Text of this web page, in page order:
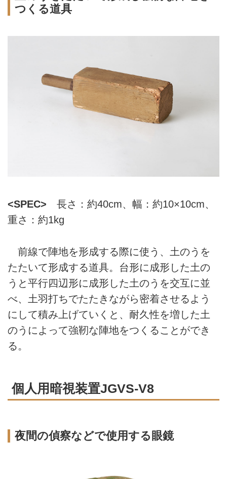
つくる道具
<SPEC> 長さ：約40cm、幅：約10×10cm、
重さ：約1kg
前線で陣地を形成する際に使う、土のうを
たたいて形成する道具。台形に成形した土の
うと平行四辺形に成形した土のうを交互に並
べ、土羽打ちでたたきながら密着させるよう
にして積み上げていくと、耐久性を増した土
のうによって強靭な陣地をつくることができ
る。
個人用暗視装置JGVS-V8
夜間の偵察などで使用する眼鏡